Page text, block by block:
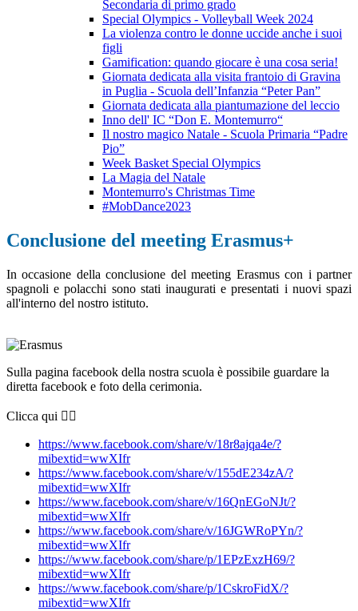
Secondaria di primo grado
Special Olympics - Volleyball Week 2024
La violenza contro le donne uccide anche i suoi
figli
Gamification: quando giocare è una cosa seria!
Giornata dedicata alla visita frantoio di Gravina
in Puglia - Scuola dell’Infanzia “Peter Pan”
Giornata dedicata alla piantumazione del leccio
Inno dell' IC “Don E. Montemurro“
Il nostro magico Natale - Scuola Primaria “Padre
Pio”
Week Basket Special Olympics
La Magia del Natale
Montemurro's Christmas Time
#MobDance2023
Conclusione del meeting Erasmus+
In occasione della conclusione del meeting Erasmus con i partner
spagnoli e polacchi sono stati inaugurati e presentati i nuovi spazi
all'interno del nostro istituto.
Sulla pagina facebook della nostra scuola è possibile guardare la
diretta facebook e foto della cerimonia.
Clicca qui 👇🏻
https://www.facebook.com/share/v/18r8ajqa4e/?
mibextid=wwXIfr
https://www.facebook.com/share/v/155dE234zA/?
mibextid=wwXIfr
https://www.facebook.com/share/v/16QnEGoNJt/?
mibextid=wwXIfr
https://www.facebook.com/share/v/16JGWRoPYn/?
mibextid=wwXIfr
https://www.facebook.com/share/p/1EPzExzH69/?
mibextid=wwXIfr
https://www.facebook.com/share/p/1CskroFidX/?
mibextid=wwXIfr